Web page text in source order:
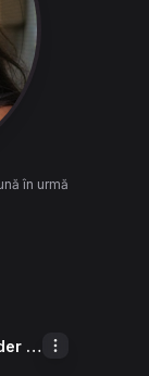
în urmă
Mama, du bist die Schlauste auf der Welt